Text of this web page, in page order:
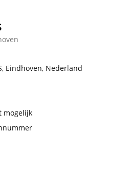
Eindhoven, Nederland
mogelijk